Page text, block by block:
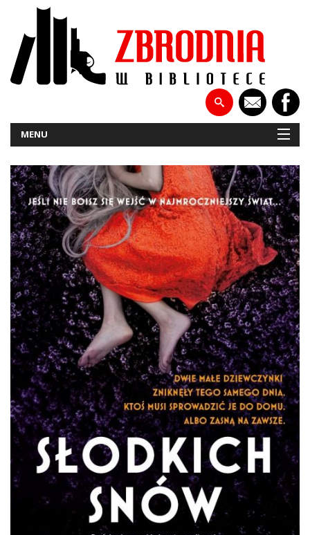
MENU
NOWOŚCI
PATRONATY
WYWIADY
RECENZJE
DO CZYTANIA
NA EKRANIE
KONTAKT